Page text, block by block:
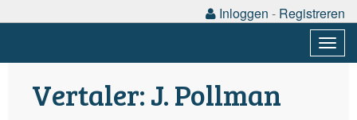
Inloggen - Registreren
Vertaler: J. Pollman